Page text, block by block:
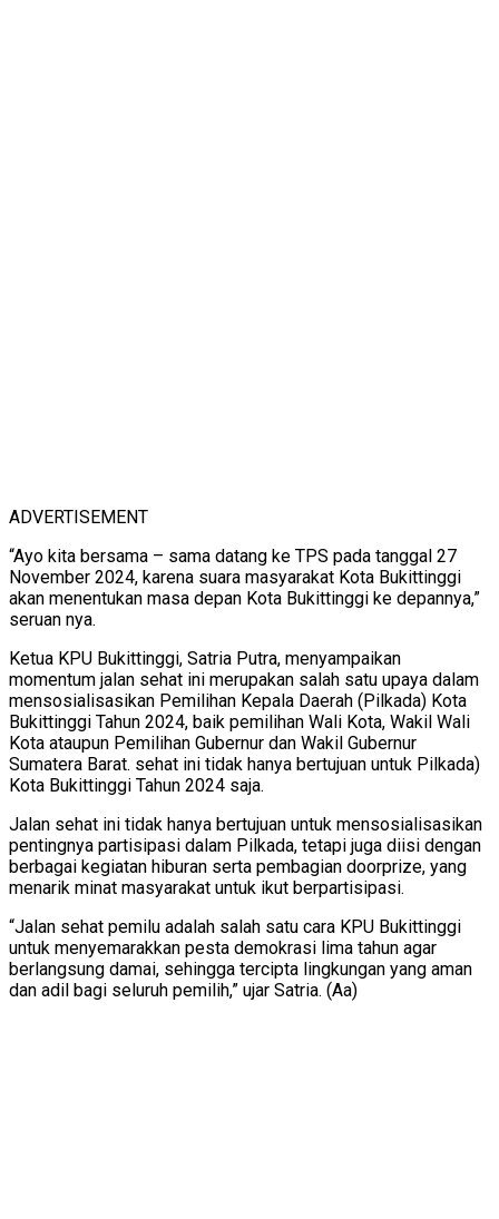
ADVERTISEMENT
“Ayo kita bersama – sama datang ke TPS pada tanggal 27
November 2024, karena suara masyarakat Kota Bukittinggi
akan menentukan masa depan Kota Bukittinggi ke depannya,”
seruan nya.
Ketua KPU Bukittinggi, Satria Putra, menyampaikan
momentum jalan sehat ini merupakan salah satu upaya dalam
mensosialisasikan Pemilihan Kepala Daerah (Pilkada) Kota
Bukittinggi Tahun 2024, baik pemilihan Wali Kota, Wakil Wali
Kota ataupun Pemilihan Gubernur dan Wakil Gubernur
Sumatera Barat. sehat ini tidak hanya bertujuan untuk Pilkada)
Kota Bukittinggi Tahun 2024 saja.
Jalan sehat ini tidak hanya bertujuan untuk mensosialisasikan
pentingnya partisipasi dalam Pilkada, tetapi juga diisi dengan
berbagai kegiatan hiburan serta pembagian doorprize, yang
menarik minat masyarakat untuk ikut berpartisipasi.
“Jalan sehat pemilu adalah salah satu cara KPU Bukittinggi
untuk menyemarakkan pesta demokrasi lima tahun agar
berlangsung damai, sehingga tercipta lingkungan yang aman
dan adil bagi seluruh pemilih,” ujar Satria. (Aa)